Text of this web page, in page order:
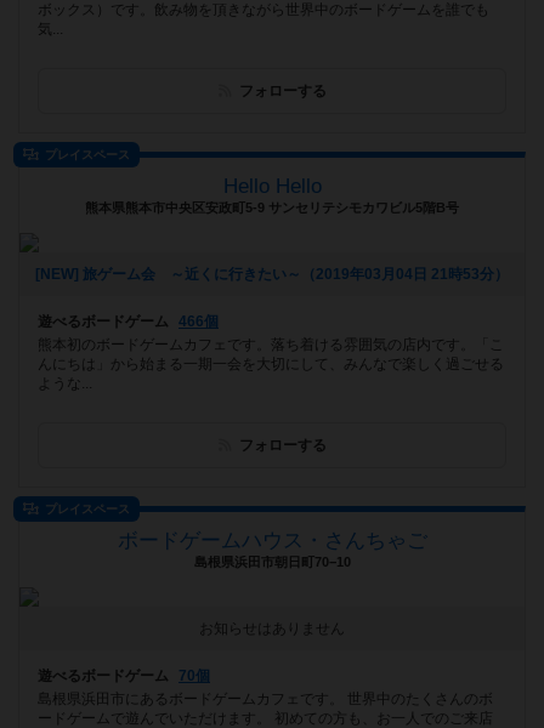
ボックス）です。飲み物を頂きながら世界中のボードゲームを誰でも
気...
フォローする
プレイスペース
Hello Hello
熊本県熊本市中央区安政町5-9 サンセリテシモカワビル5階B号
[NEW] 旅ゲーム会 ～近くに行きたい～（2019年03月04日 21時53分）
遊べるボードゲーム
466個
熊本初のボードゲームカフェです。落ち着ける雰囲気の店内です。「こ
んにちは」から始まる一期一会を大切にして、みんなで楽しく過ごせる
ような...
フォローする
プレイスペース
ボードゲームハウス・さんちゃご
島根県浜田市朝日町70−10
お知らせはありません
遊べるボードゲーム
70個
島根県浜田市にあるボードゲームカフェです。 世界中のたくさんのボ
ードゲームで遊んでいただけます。 初めての方も、お一人でのご来店